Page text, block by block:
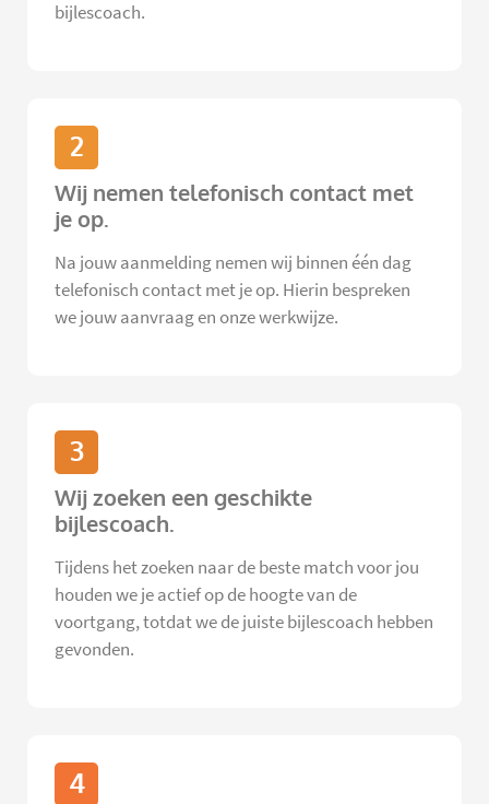
bijlescoach.
2
Wij nemen telefonisch contact met
je op.
Na jouw aanmelding nemen wij binnen één dag
telefonisch contact met je op. Hierin bespreken
we jouw aanvraag en onze werkwijze.
3
Wij zoeken een geschikte
bijlescoach.
Tijdens het zoeken naar de beste match voor jou
houden we je actief op de hoogte van de
voortgang, totdat we de juiste bijlescoach hebben
gevonden.
4